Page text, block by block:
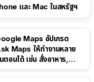
และ Mac ในสหรัฐฯ
Maps อัปเกรด
Maps ให้ทำงานหลาย
ตอนได้ เช่น สั่งอาหาร,